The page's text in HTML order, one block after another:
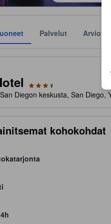
Palvelut Arviot
Diegon keskusta, San Diego,
kohokohdat